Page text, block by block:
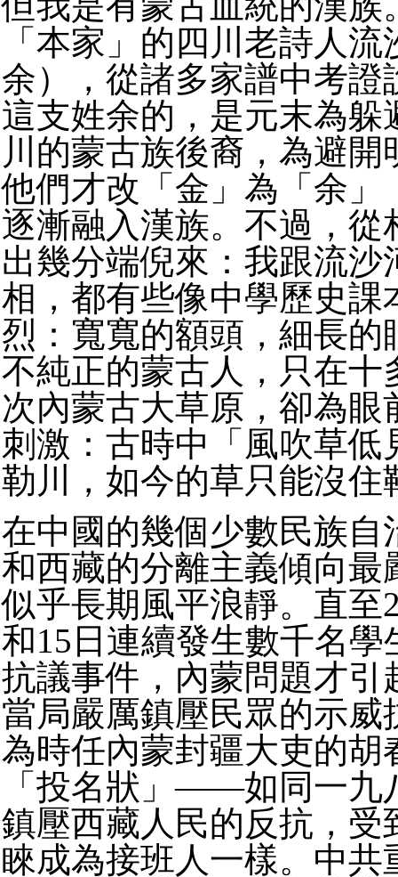
「本家」的四川老詩人
余），從諸多家譜中考證
這支姓余的，是元末為躲
川的蒙古族後裔，為避開
他們才改「金」為「余」
逐漸融入漢族。不過，從
出幾分端倪來：我跟流沙
相，都有些像中學歷史課
烈：寬寬的額頭，細長的
不純正的蒙古人，只在十
次內蒙古大草原，卻為眼
刺激：古時中「風吹草低
勒川，如今的草只能沒住
在中國的幾個少數民族自
和西藏的分離主義傾向最
似乎長期風平浪靜。直至
和15日連續發生數千名學
抗議事件，內蒙問題才引
當局嚴厲鎮壓民眾的示威
為時任內蒙封疆大吏的胡
「投名狀」——如同一九
鎮壓西藏人民的反抗，受
睞成為接班人一樣。中共